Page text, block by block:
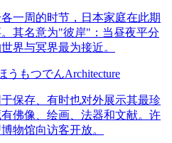
一周的时节，日本家庭在此期
其名意为"彼岸"：当昼夜平分
界与冥界最为接近。
うもつでんArchitecture
保存、有时也对外展示其最珍
佛像、绘画、法器和文献。许
物馆向访客开放。